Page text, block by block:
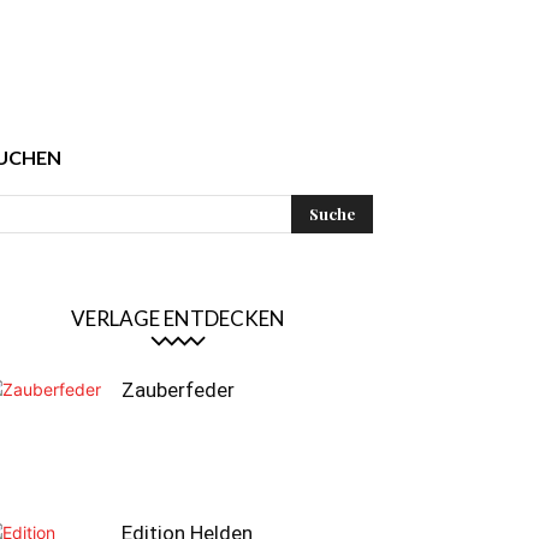
VERLAGE ENTDECKEN
Zauberfeder
Edition Helden